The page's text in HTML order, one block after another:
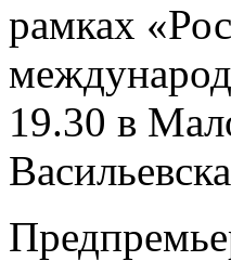
рамках
19.30 в